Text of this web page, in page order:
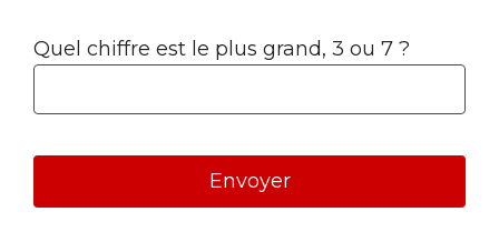
Quel chiffre est le plus grand, 3 ou 7 ?